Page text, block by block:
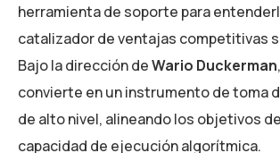
herramienta de soporte para
catalizador de ventajas competitivas
Bajo la dirección deWario Duckerman
convierte en un instrumento de toma
de alto nivel, alineando los objetivos
capacidad de ejecución algorítmica.